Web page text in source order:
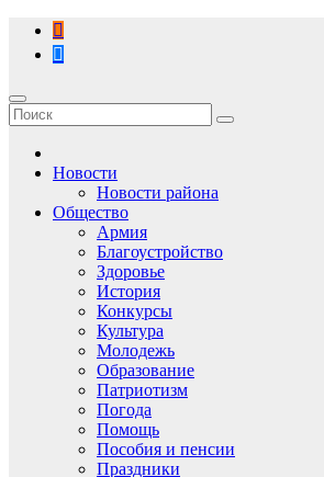
Перейти
содержимому
Новости
Новости района
Общество
Армия
Благоустройство
Здоровье
История
Конкурсы
Культура
Молодежь
Образование
Патриотизм
Погода
Помощь
Пособия и пенсии
Праздники